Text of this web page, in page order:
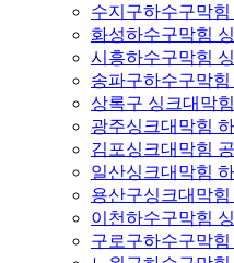
수지구하수구막
화성하수구막힘
시흥하수구막힘
송파구하수구막
상록구 싱크대막
광주싱크대막힘
김포싱크대막힘
일산싱크대막힘
용산구싱크대막
이천하수구막힘
구로구하수구막